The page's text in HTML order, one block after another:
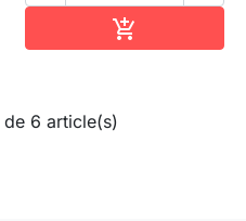

6 article(s)